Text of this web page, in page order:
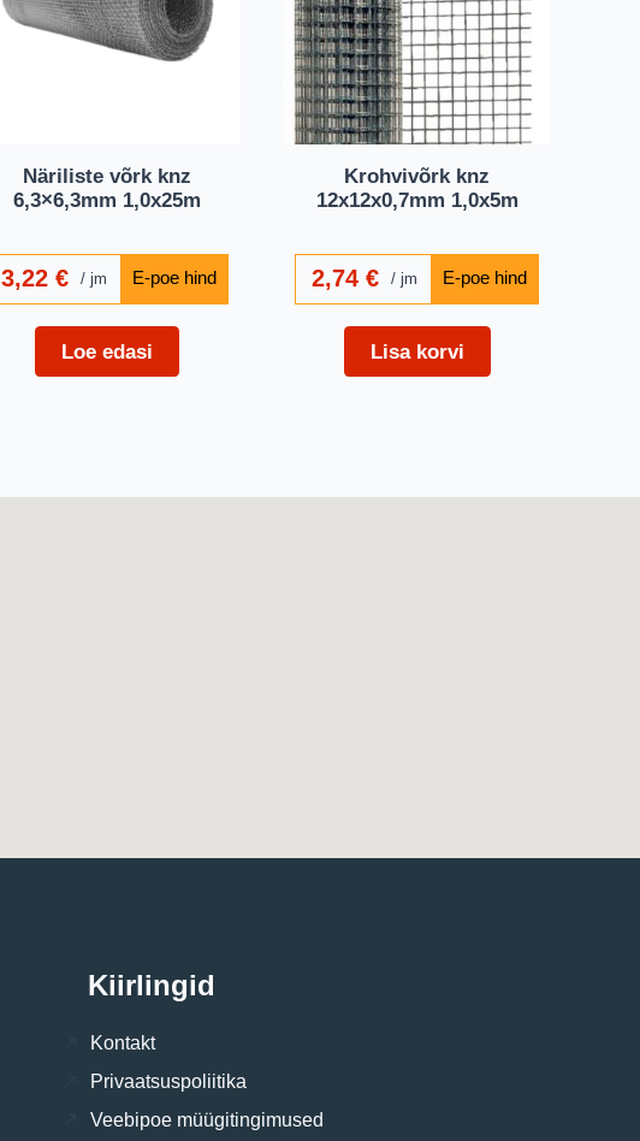
Näriliste võrk knz
6,3×6,3mm 1,0x25m
3,22€ jm
Loe edasi
Krohvivõrk knz
12x12x0,7mm 1,0x5m
2,74€ jm
Lisa korvi
Kiirlingid
Kontakt
Privaatsuspoliitika
Veebipoe müügitingimused